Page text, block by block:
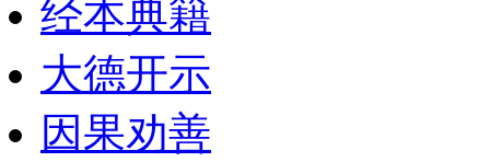
经本典籍
大德开示
因果劝善